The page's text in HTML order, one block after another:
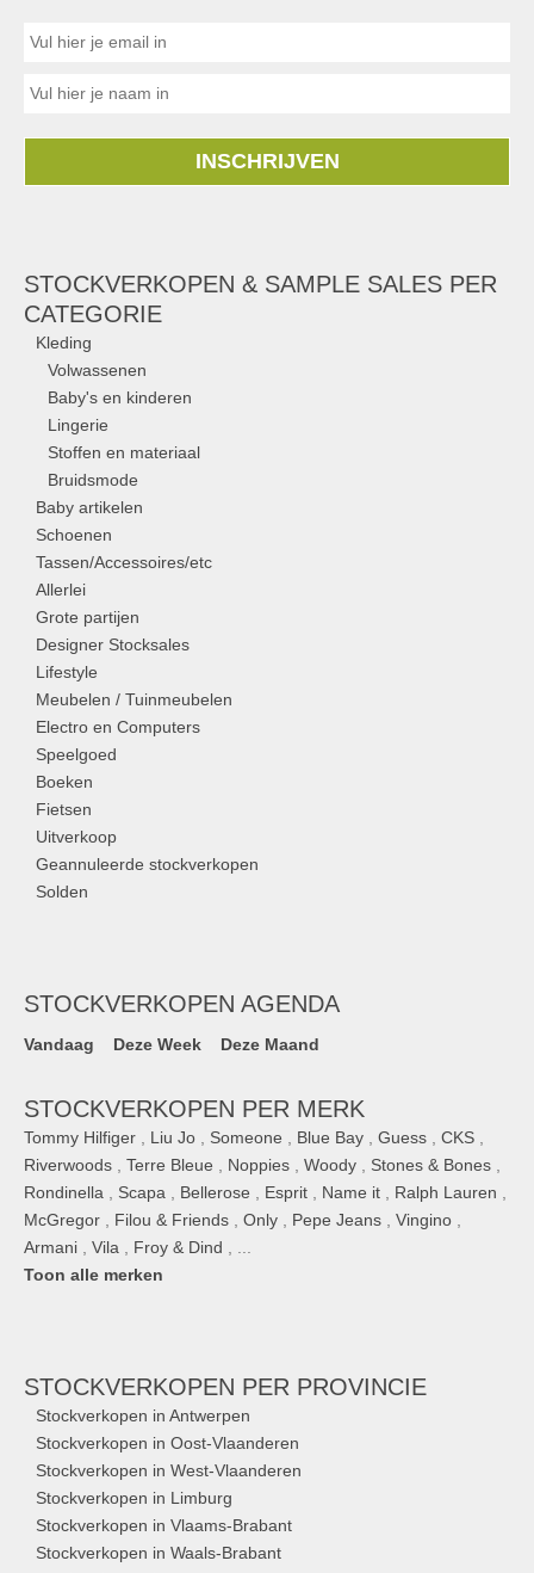
INSCHRIJVEN
STOCKVERKOPEN & SAMPLE SALES PER
CATEGORIE
Kleding
Volwassenen
Baby's en kinderen
Lingerie
Stoffen en materiaal
Bruidsmode
Baby artikelen
Schoenen
Tassen/Accessoires/etc
Allerlei
Grote partijen
Designer Stocksales
Lifestyle
Meubelen / Tuinmeubelen
Electro en Computers
Speelgoed
Boeken
Fietsen
Uitverkoop
Geannuleerde stockverkopen
Solden
STOCKVERKOPEN AGENDA
Vandaag Deze Week Deze Maand
STOCKVERKOPEN PER MERK
Tommy Hilfiger , Liu Jo , Someone , Blue Bay , Guess , CKS ,
Riverwoods , Terre Bleue , Noppies , Woody , Stones & Bones ,
Rondinella , Scapa , Bellerose , Esprit , Name it , Ralph Lauren ,
McGregor , Filou & Friends , Only , Pepe Jeans , Vingino ,
Armani , Vila , Froy & Dind , ...
Toon alle merken
STOCKVERKOPEN PER PROVINCIE
Stockverkopen in Antwerpen
Stockverkopen in Oost-Vlaanderen
Stockverkopen in West-Vlaanderen
Stockverkopen in Limburg
Stockverkopen in Vlaams-Brabant
Stockverkopen in Waals-Brabant